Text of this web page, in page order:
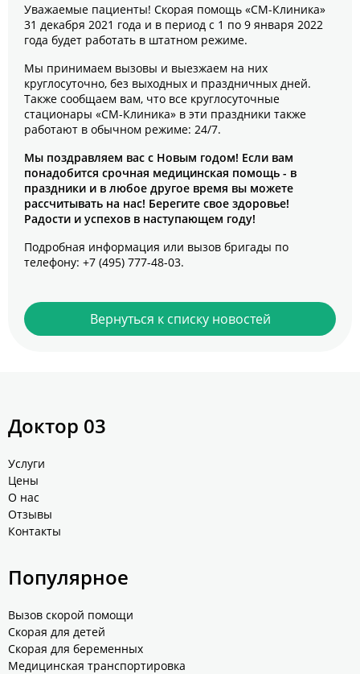
Уважаемые пациенты! Скорая помощь «СМ-Клиника»
31 декабря 2021 года и в период с 1 по 9 января 2022
года будет работать в штатном режиме.
Мы принимаем вызовы и выезжаем на них
круглосуточно, без выходных и праздничных дней.
Также сообщаем вам, что все круглосуточные
стационары «СМ-Клиника» в эти праздники также
работают в обычном режиме: 24/7.
Мы поздравляем вас с Новым годом! Если вам
понадобится срочная медицинская помощь - в
праздники и в любое другое время вы можете
рассчитывать на нас! Берегите свое здоровье!
Радости и успехов в наступающем году!
Подробная информация или вызов бригады по
телефону: +7 (495) 777-48-03.
Вернуться к списку новостей
Доктор 03
Услуги
Цены
О нас
Отзывы
Контакты
Популярное
Вызов скорой помощи
Скорая для детей
Скорая для беременных
Медицинская транспортировка